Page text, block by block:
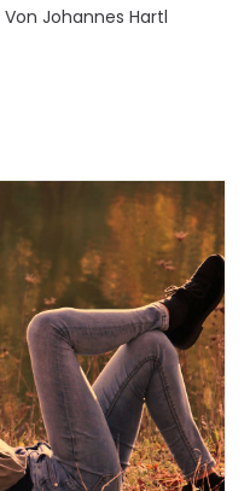
Von Johannes Hartl